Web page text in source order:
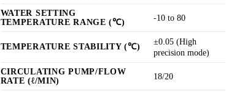
WATER SETTING
TEMPERATURE RANGE (℃)
-10 to 80
TEMPERATURE STABILITY (℃)
±0.05 (High
precision mode)
CIRCULATING PUMP/FLOW
RATE (ℓ/MIN)
18/20